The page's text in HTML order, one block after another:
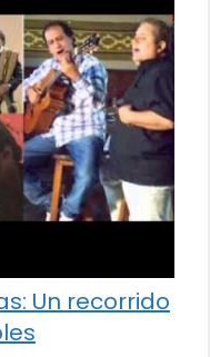
Un recorrido